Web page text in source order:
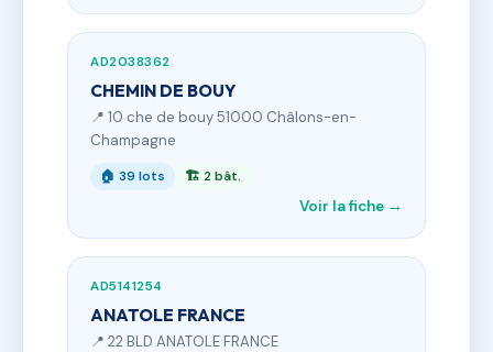
AD2038362
CHEMIN DE BOUY
📍 10 che de bouy 51000 Châlons-en-
Champagne
🏠 39 lots 🏗 2 bât.
Voir la fiche →
AD5141254
ANATOLE FRANCE
📍 22 BLD ANATOLE FRANCE